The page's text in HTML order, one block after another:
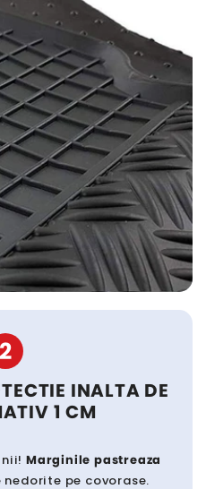
2
INALTA DE
1 CM
Marginile pastreaza
pe covorase.